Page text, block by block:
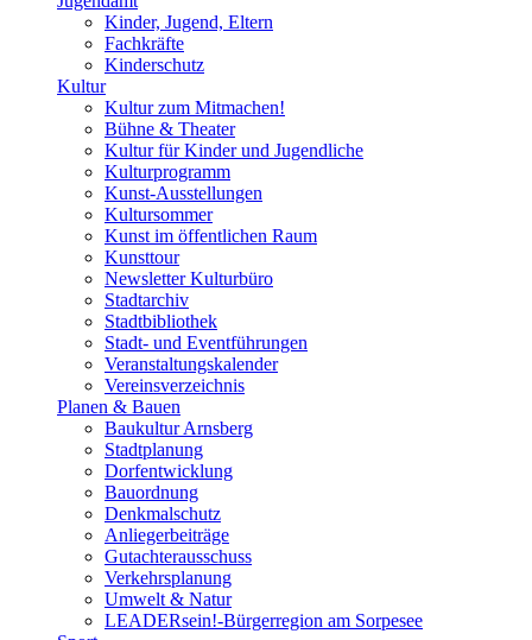
Kinder, Jugend, Eltern
Fachkräfte
Kinderschutz
Kultur
Kultur zum Mitmachen!
Bühne & Theater
Kultur für Kinder und Jugendliche
Kulturprogramm
Kunst-Ausstellungen
Kultursommer
Kunst im öffentlichen Raum
Kunsttour
Newsletter Kulturbüro
Stadtarchiv
Stadtbibliothek
Stadt- und Eventführungen
Veranstaltungskalender
Vereinsverzeichnis
Planen & Bauen
Baukultur Arnsberg
Stadtplanung
Dorfentwicklung
Bauordnung
Denkmalschutz
Anliegerbeiträge
Gutachterausschuss
Verkehrsplanung
Umwelt & Natur
LEADERsein!-Bürgerregion am Sorpesee